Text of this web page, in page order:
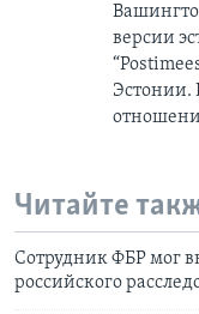
версии
Эстонии.
Читайте
Сотрудник ФБР мог
российского